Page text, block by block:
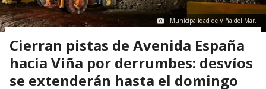
Municipalidad de Viña del Mar.
Cierran pistas de Avenida España
hacia Viña por derrumbes: desvíos
se extenderán hasta el domingo